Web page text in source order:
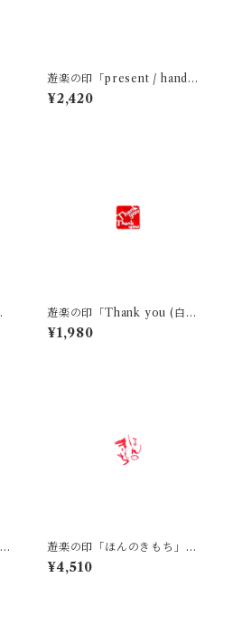
遊楽の印「present / handma
de」｜ 工房 蓮
¥2,420
遊楽の印「Thank you (白
文)」｜ 工房 蓮
¥1,980
遊楽の印「ほんのきもち」｜
工房 蓮
¥4,510